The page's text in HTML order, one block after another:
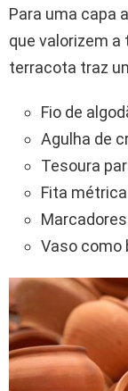
Para uma capa
que valorizem a
terracota traz
Fio de
Agulha de
Tesoura
Fita métrica
Vaso como